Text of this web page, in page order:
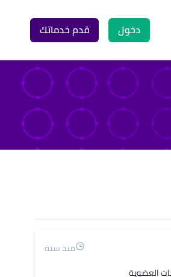
دخول قدم خدماتك
منذ سنة